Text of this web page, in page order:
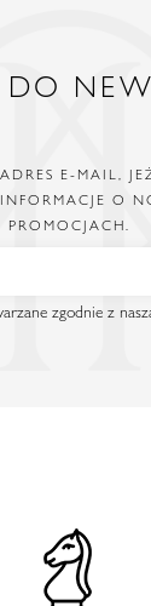
E-MAIL,
O
PROMOCJACH.
zgodnie z